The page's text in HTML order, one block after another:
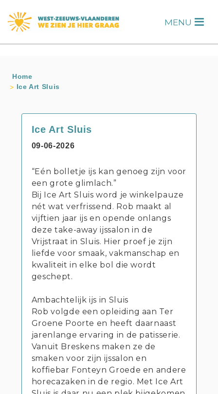
MENU H
Home
Ice Art Sluis
Ice Art Sluis
09-06-2026
“Eén bolletje ijs kan genoeg zijn voor
een grote glimlach.”
Bij Ice Art Sluis word je winkelpauze
nét wat verfrissend. Rob maakt al
vijftien jaar ijs en opende onlangs
deze take-away ijssalon in de
Vrijstraat in Sluis. Hier proef je zijn
liefde voor smaak, vakmanschap en
kwaliteit in elke bol die wordt
geschept.
Ambachtelijk ijs in Sluis
Rob volgde een opleiding aan Ter
Groene Poorte en heeft daarnaast
jarenlange ervaring in de patisserie.
Vanuit Breskens maken ze de
smaken voor zijn ijssalon en
koffiebar Fonteyn Groede en andere
horecazaken in de regio. Met Ice Art